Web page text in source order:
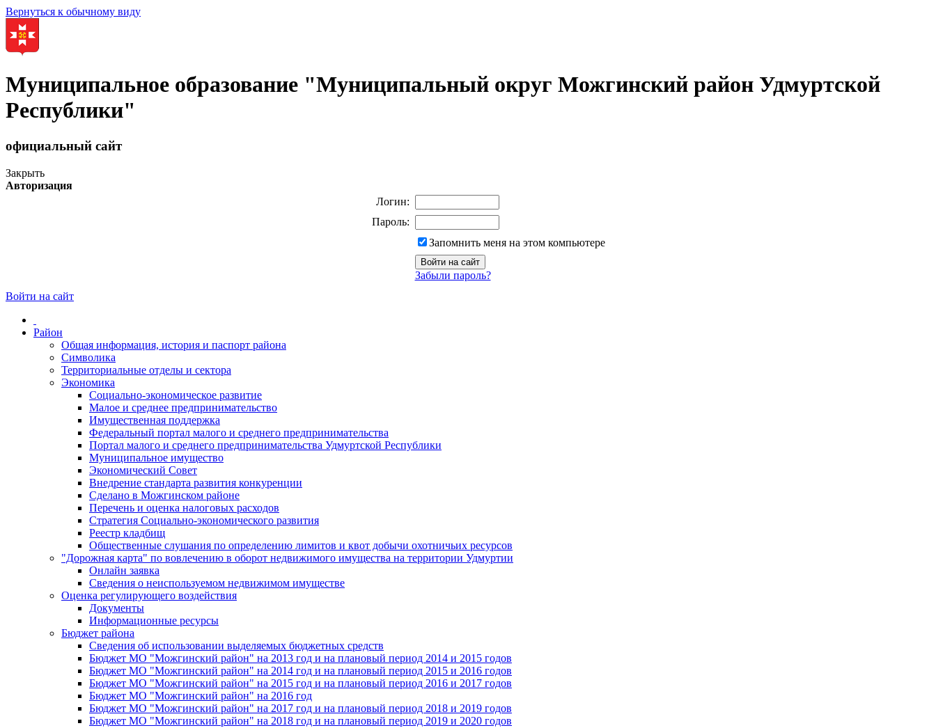
Вернуться к обычному виду
Муниципальное образование "Муниципальный округ Можгинский район Удмуртской
Республики"
официальный сайт
Закрыть
Авторизация
Логин:
Пароль:
Запомнить меня на этом компьютере
Забыли пароль?
Войти на сайт
Район
Общая информация, история и паспорт района
Символика
Территориальные отделы и сектора
Экономика
Социально-экономическое развитие
Малое и среднее предпринимательство
Имущественная поддержка
Федеральный портал малого и среднего предпринимательства
Портал малого и среднего предпринимательства Удмуртской Республики
Муниципальное имущество
Экономический Совет
Внедрение стандарта развития конкуренции
Сделано в Можгинском районе
Перечень и оценка налоговых расходов
Стратегия Социально-экономического развития
Реестр кладбищ
Общественные слушания по определению лимитов и квот добычи охотничьих ресурсов
"Дорожная карта" по вовлечению в оборот недвижимого имущества на территории Удмуртии
Онлайн заявка
Сведения о неиспользуемом недвижимом имуществе
Оценка регулирующего воздействия
Документы
Информационные ресурсы
Бюджет района
Сведения об использовании выделяемых бюджетных средств
Бюджет МО "Можгинский район" на 2013 год и на плановый период 2014 и 2015 годов
Бюджет МО "Можгинский район" на 2014 год и на плановый период 2015 и 2016 годов
Бюджет МО "Можгинский район" на 2015 год и на плановый период 2016 и 2017 годов
Бюджет МО "Можгинский район" на 2016 год
Бюджет МО "Можгинский район" на 2017 год и на плановый период 2018 и 2019 годов
Бюджет МО "Можгинский район" на 2018 год и на плановый период 2019 и 2020 годов